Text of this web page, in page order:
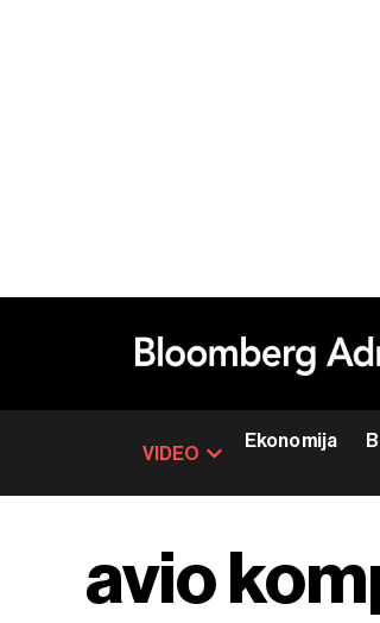
VIDEO
Ekonomija
avio